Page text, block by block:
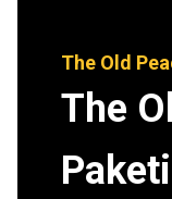
The Old
The
Paketi